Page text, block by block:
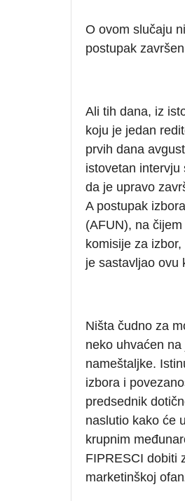
O ovom slučaju
postupak
Ali tih dana, iz
koju je jedan
prvih dana
istovetan
da je upravo
A postupak
(AFUN), na
komisije za
je sastavljao ovu
Ništa čudno za
neko uhvaćen
nameštaljke.
izbora i
predsednik
naslutio kako će
krupnim
FIPRESCI dobiti
marketinškoj